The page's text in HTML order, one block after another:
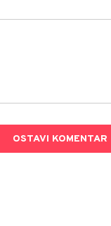
OSTAVI KOMENTAR